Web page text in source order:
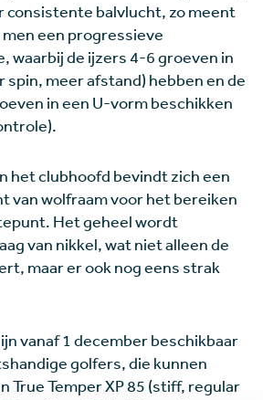
consistente balvlucht, zo meent
een progressieve
waarbij de ijzers 4-6 groeven in
spin, meer afstand) hebben en de
in een U-vorm beschikken
het clubhoofd bevindt zich een
van wolfraam voor het bereiken
Het geheel wordt
van nikkel, wat niet alleen de
maar er ook nog eens strak
vanaf 1 december beschikbaar
golfers, die kunnen
True Temper XP 85 (stiff, regular